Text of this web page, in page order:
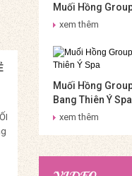
Muối Hồng
xem thêm
Muối Hồng
Bang Thiên Ý Spa
xem thêm